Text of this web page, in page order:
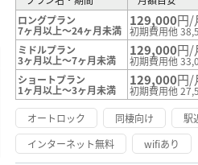
ロングプラン
7ヶ月以上～24ヶ月未満
129,000円/
初期費用他
ミドルプラン
3ヶ月以上～7ヶ月未満
129,000円/
初期費用他
ショートプラン
1ヶ月以上～3ヶ月未満
129,000円/
初期費用他
オートロック
同棲向け
駅
インターネット無料
wifiあり